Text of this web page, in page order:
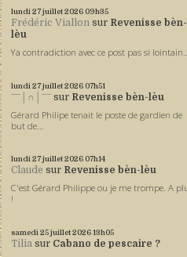
lundi 27juillet 2026 09h35
Frédéric Viallon sur Revenisse bèn-
lèu
Ya contradiction avec ce post pas si
lundi 27juillet 2026 07h51
ˉˉˉ│∩│ˉˉˉ sur Revenisse bèn-lèu
Gérard Philipe tenait le poste de gardien de
but de...
lundi 27juillet 2026 07h14
Claude sur Revenisse bèn-lèu
C'est Gérard Philippe ou je me trompe. A
!
samedi 25juillet 202613h05
Tilia sur Cabano de pescaire ?